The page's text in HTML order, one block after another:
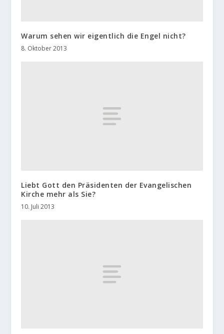
Warum sehen wir eigentlich die Engel nicht?
8. Oktober 2013
Liebt Gott den Präsidenten der Evangelischen
Kirche mehr als Sie?
10. Juli 2013